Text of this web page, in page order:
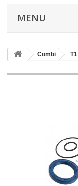
MENU
Combi T1